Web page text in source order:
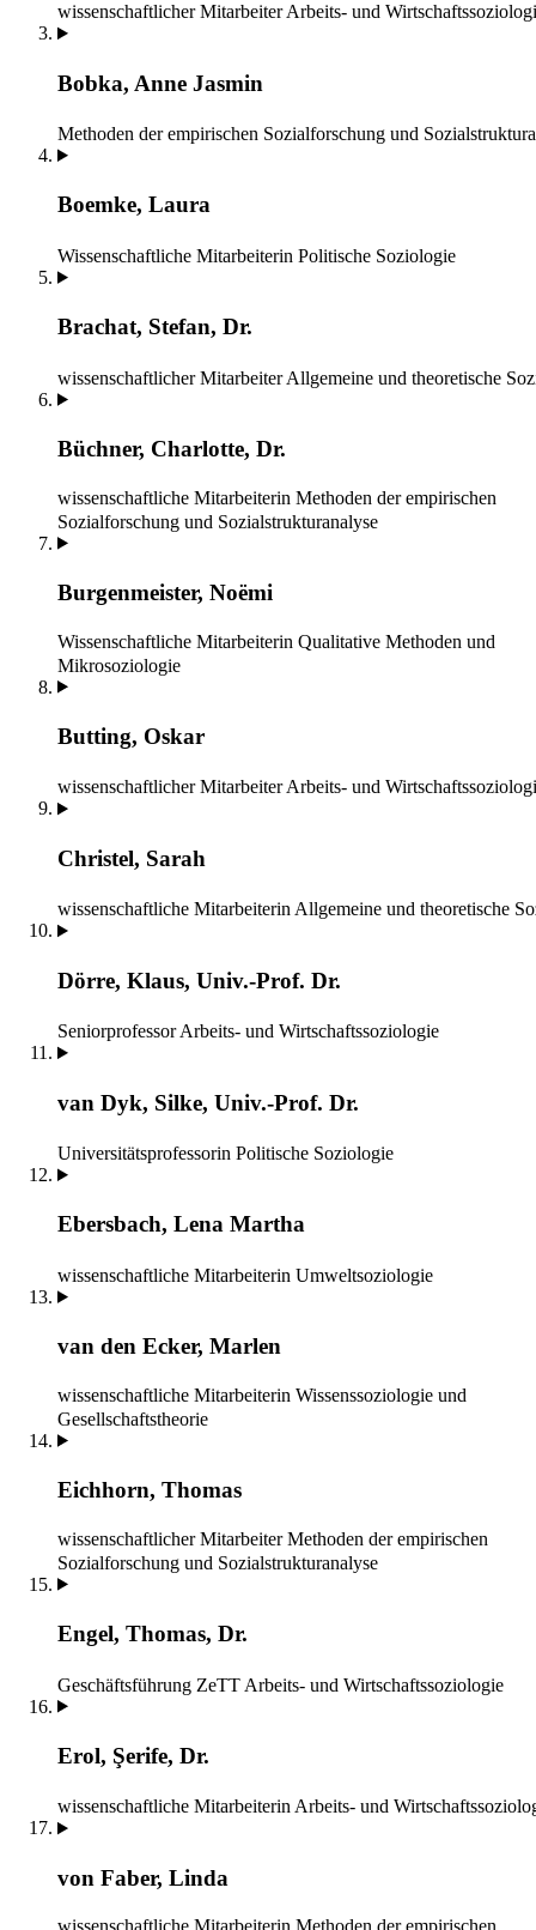
wissenschaftlicher Mitarbeiter Arbeits- und
Bobka, Anne Jasmin
Methoden der empirischen Sozialforschung und
Boemke, Laura
Wissenschaftliche Mitarbeiterin Politische Soziologie
Brachat, Stefan, Dr.
wissenschaftlicher Mitarbeiter Allgemeine und theoretische
Büchner, Charlotte, Dr.
wissenschaftliche Mitarbeiterin Methoden der empirischen
Sozialforschung und Sozialstrukturanalyse
Burgenmeister, Noëmi
Wissenschaftliche Mitarbeiterin Qualitative Methoden und
Mikrosoziologie
Butting, Oskar
wissenschaftlicher Mitarbeiter Arbeits- und
Christel, Sarah
wissenschaftliche Mitarbeiterin Allgemeine und theoretische
Dörre, Klaus, Univ.-Prof. Dr.
Seniorprofessor Arbeits- und Wirtschaftssoziologie
van Dyk, Silke, Univ.-Prof. Dr.
Universitätsprofessorin Politische Soziologie
Ebersbach, Lena Martha
wissenschaftliche Mitarbeiterin Umweltsoziologie
van den Ecker, Marlen
wissenschaftliche Mitarbeiterin Wissenssoziologie und
Gesellschaftstheorie
Eichhorn, Thomas
wissenschaftlicher Mitarbeiter Methoden der empirischen
Sozialforschung und Sozialstrukturanalyse
Engel, Thomas, Dr.
Geschäftsführung ZeTT Arbeits- und Wirtschaftssoziologie
Erol, Şerife, Dr.
wissenschaftliche Mitarbeiterin Arbeits- und
von Faber, Linda